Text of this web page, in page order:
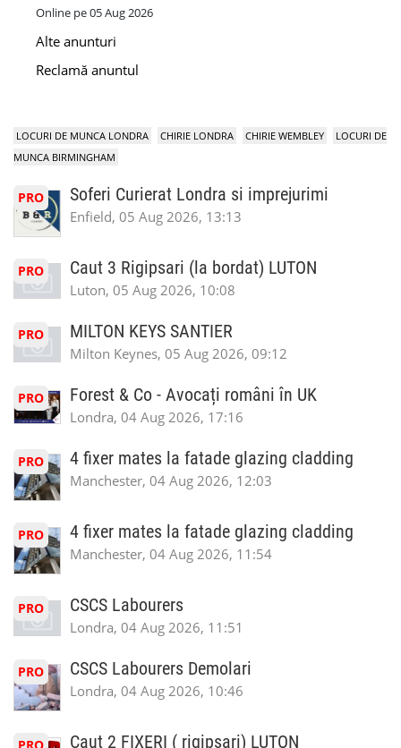
Online pe 05 Aug 2026
Alte anunturi
Reclamă anuntul
LOCURI DE MUNCA LONDRA CHIRIE LONDRA CHIRIE WEMBLEY
LOCURI DE
MUNCA BIRMINGHAM
PRO Soferi Curierat Londra si imprejurimi
Enfield, 05 Aug 2026, 13:13
PRO Caut 3 Rigipsari (la bordat) LUTON
Luton, 05 Aug 2026, 10:08
PRO MILTON KEYS SANTIER
Milton Keynes, 05 Aug 2026, 09:12
PRO Forest & Co - Avocați români în UK
Londra, 04 Aug 2026, 17:16
PRO 4 fixer mates la fatade glazing cladding
Manchester, 04 Aug 2026, 12:03
PRO 4 fixer mates la fatade glazing cladding
Manchester, 04 Aug 2026, 11:54
PRO CSCS Labourers
Londra, 04 Aug 2026, 11:51
PRO CSCS Labourers Demolari
Londra, 04 Aug 2026, 10:46
Caut 2 FIXERI ( rigipsari) LUTON